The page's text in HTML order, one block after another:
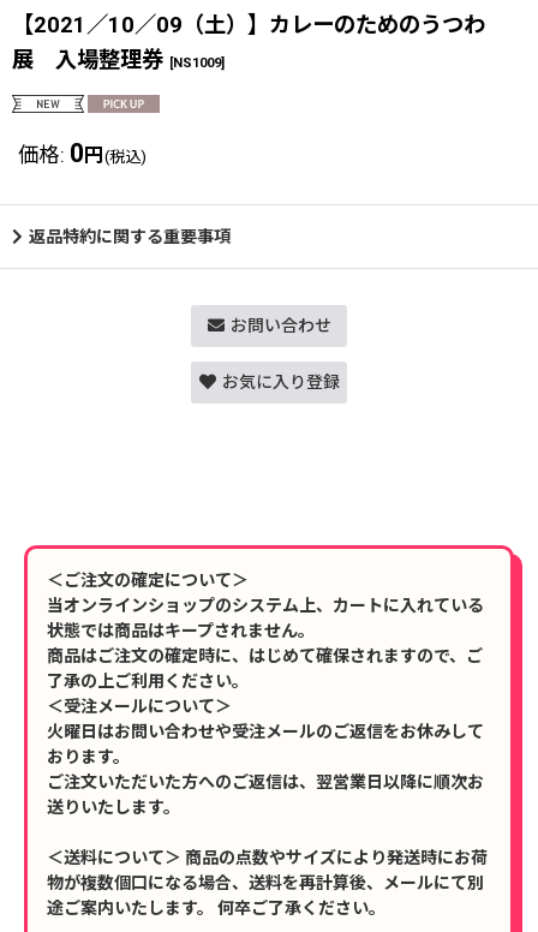
【2021／10／09（土）】カレーのためのうつわ
展 入場整理券
NS1009]
価格: 0 円 (税込)
返品特約に関する重要事項
お問い合わせ
お気に入り登録
＜ご注文の確定について＞
当オンラインショップのシステム上、カートに入れている
状態では商品はキープされません。
商品はご注文の確定時に、はじめて確保されますので、ご
了承の上ご利用ください。
＜受注メールについて＞
火曜日はお問い合わせや受注メールのご返信をお休みして
おります。
ご注文いただいた方へのご返信は、翌営業日以降に順次お
送りいたします。
＜送料について＞ 商品の点数やサイズにより発送時にお荷
物が複数個口になる場合、送料を再計算後、メールにて別
途ご案内いたします。 何卒ご了承ください。